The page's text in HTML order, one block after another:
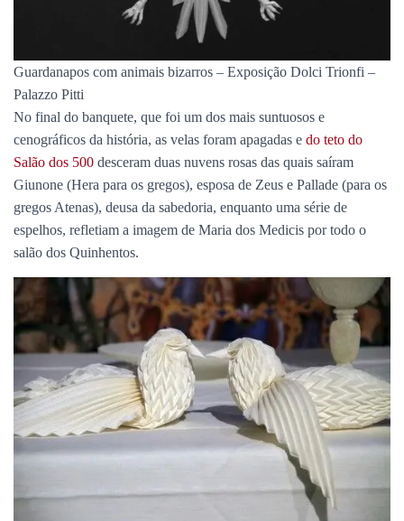
Guardanapos com animais bizarros – Exposição Dolci Trionfi –
Palazzo Pitti
No final do banquete, que foi um dos mais suntuosos e
cenográficos da história, as velas foram apagadas e do teto do
Salão dos 500 desceram duas nuvens rosas das quais saíram
Giunone (Hera para os gregos), esposa de Zeus e Pallade (para os
gregos Atenas), deusa da sabedoria, enquanto uma série de
espelhos, refletiam a imagem de Maria dos Medicis por todo o
salão dos Quinhentos.